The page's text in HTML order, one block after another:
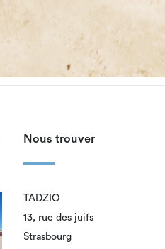
Nous trouver
TADZIO
13, rue des juifs
Strasbourg